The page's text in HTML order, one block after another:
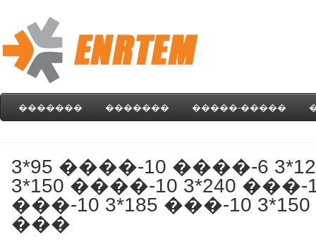
������� ������� �����-�����
3*95 ����-10 ����-6
3*150 ����-10 3*240 ���-
���-10 3*185 ���-10
���